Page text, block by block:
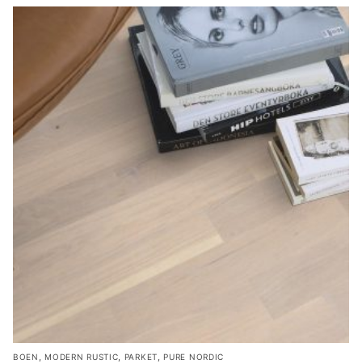
BOEN , MODERN RUSTIC, PARKET, PURE NORDIC